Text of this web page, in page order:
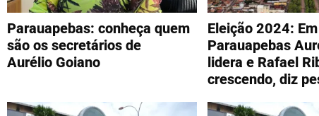
Parauapebas: conheça quem
são os secretários de
Aurélio Goiano
Eleição 2024: Em
Parauapebas
lidera e Rafael
crescendo, diz